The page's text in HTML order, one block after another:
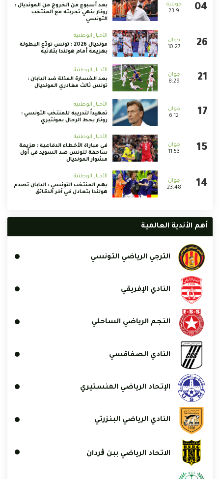
23:9
بعد أسبوع من الخروج من المونديال :
رونار ينهي تجربته مع المنتخب
التونسي
10:27
الأخبار الوطنية
مونديال 2026 : تونس تودّع البطولة
بهزيمة أمام هولندا بثلاثية
8:29
الأخبار الوطنية
بعد الخسارة المذلة ضد اليابان :
تونس ثالث مغادري المونديال
6:12
الأخبار الوطنية
تمهيداً لتدريبه للمنتخب التونسي :
رونار يحط الرحال بمونتيري
11:53
الأخبار الوطنية
في مباراة الأخطاء الدفاعية : هزيمة
ساحقة لتونس ضد السويد في أول
مشوار المونديال
23:48
الأخبار الوطنية
يهم المنتخب التونسي : اليابان تصدم
هولندا بتعادل في آخر الدقائق
أهم الأندية العالمية
الترجي الرياضي التونسي
النادي الإفريقي
النجم الرياضي الساحلي
النادي الصفاقسي
الإتحاد الرياضي المنستيري
النادي الرياضي البنزرتي
الاتحاد الرياضي ببن ڨردان